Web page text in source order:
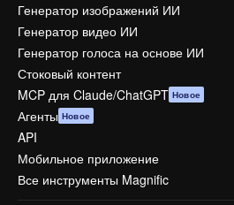
Генератор изображений ИИ
Генератор видео ИИ
Генератор голоса на основе ИИ
Стоковый контент
MCP для Claude/ChatGPT Новое
Агенты Новое
API
Мобильное приложение
Все инструменты Magnific